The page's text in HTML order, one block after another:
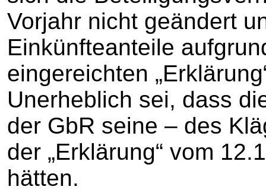
Vorjahr nicht geändert
Einkünfteanteile
eingereichten
Unerheblich sei, dass
der GbR seine – des
der „Erklärung“ vom
hätten.